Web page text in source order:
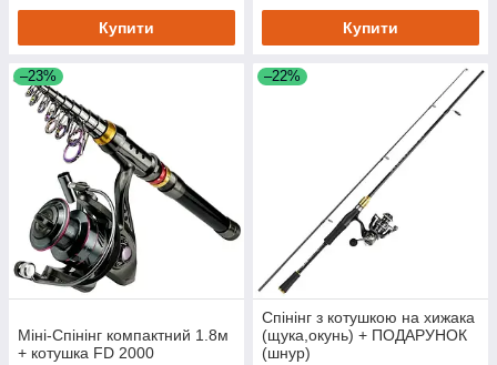
Купити Купити
–23%
Міні-Спінінг компактний 1.8м
+ котушка FD 2000
–22%
Спінінг з котушкою на хижака
(щука,окунь) + ПОДАРУНОК
(шнур)